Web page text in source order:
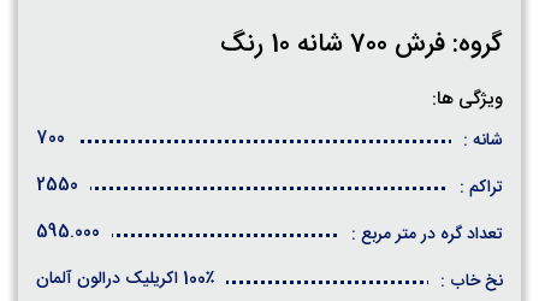
گروه: فرش 700 شانه 10 رنگ
ویژگی ها:
شانه :
700
تراکم :
2550
تعداد گره در متر مربع :
595.000
نخ خاب :
100٪ اکریلیک درالون آلمان